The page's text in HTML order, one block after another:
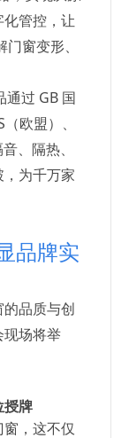
管控，让
窗变形、
通过 GB 国
欧盟）、
、隔热、
为千万家
品牌实
品质与创
现场将举
授牌
，这不仅